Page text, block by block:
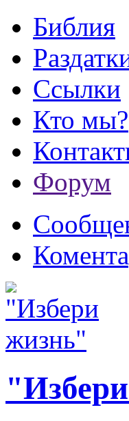
Библия
Ссылки
Кто мы?
Форум